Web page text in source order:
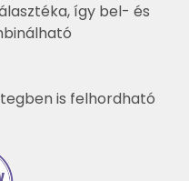
így bel- és
is felhordható